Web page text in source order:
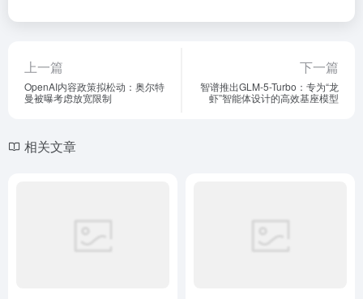
上一篇
OpenAI内容政策拟松动：奥尔特
曼被曝考虑放宽限制
下一篇
智谱推出GLM-5-Turbo：专为“龙
虾”智能体设计的高效基座模型
相关文章